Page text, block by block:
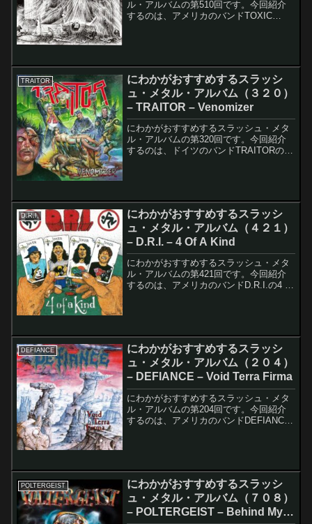
ル・アルバムの第510回です。今回紹介
するのは、アメリカのバンドTOXIC
TRAITOR
にわかがおすすめするスラッシ
ュ・メタル・アルバム（３２０）
– TRAITOR – Venomizer
にわかがおすすめするスラッシュ・メタ
ル・アルバムの第320回です。今回紹介
するのは、ドイツのバンドTRAITORの
D.R.I.
にわかがおすすめするスラッシ
ュ・メタル・アルバム（４２１）
– D.R.I. – 4 Of A Kind
にわかがおすすめするスラッシュ・メタ
ル・アルバムの第421回です。今回紹介
するのは、アメリカのバンドD.R.I.の4 Of
DEFIANCE
にわかがおすすめするスラッシ
ュ・メタル・アルバム（２０４）
– DEFIANCE – Void Terra Firma
にわかがおすすめするスラッシュ・メタ
ル・アルバムの第204回です。今回紹介
するのは、アメリカのバンドDEFIANCE
POLTERGEIST
にわかがおすすめするスラッシ
ュ・メタル・アルバム（７０８）
– POLTERGEIST – Behind My